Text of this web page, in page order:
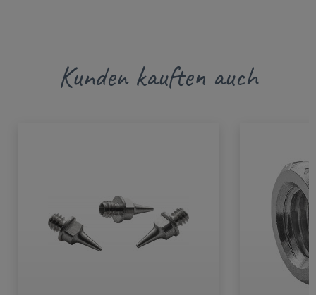
Kunden kauften auch